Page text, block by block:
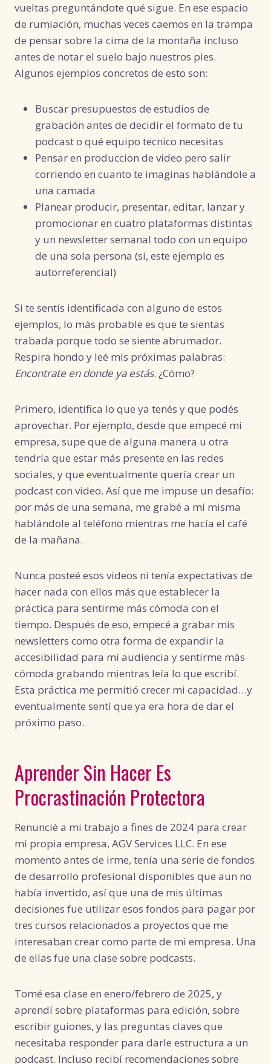
vueltas preguntándote qué sigue. En ese espacio
de rumiación, muchas veces caemos en la trampa
de pensar sobre la cima de la montaña incluso
antes de notar el suelo bajo nuestros pies.
Algunos ejemplos concretos de esto son:
Buscar presupuestos de estudios de
grabación antes de decidir el formato de tu
podcast o qué equipo tecnico necesitas
Pensar en produccion de video pero salir
corriendo en cuanto te imaginas hablándole a
una camada
Planear producir, presentar, editar, lanzar y
promocionar en cuatro plataformas distintas
y un newsletter semanal todo con un equipo
de una sola persona (si, este ejemplo es
autorreferencial)
Si te sentís identificada con alguno de estos
ejemplos, lo más probable es que te sientas
trabada porque todo se siente abrumador.
Respira hondo y leé mis próximas palabras:
Encontrate en donde ya estás. ¿Cómo?
Primero, identifica lo que ya tenés y que podés
aprovechar. Por ejemplo, desde que empecé mi
empresa, supe que de alguna manera u otra
tendría que estar más presente en las redes
sociales, y que eventualmente quería crear un
podcast con video. Así que me impuse un desafío:
por más de una semana, me grabé a mí misma
hablándole al teléfono mientras me hacía el café
de la mañana.
Nunca posteé esos videos ni tenía expectativas de
hacer nada con ellos más que establecer la
práctica para sentirme más cómoda con el
tiempo. Después de eso, empecé a grabar mis
newsletters como otra forma de expandir la
accesibilidad para mi audiencia y sentirme más
cómoda grabando mientras leía lo que escribí.
Esta práctica me permitió crecer mi capacidad…y
eventualmente sentí que ya era hora de dar el
próximo paso.
Aprender Sin Hacer Es
Procrastinación Protectora
Renuncié a mi trabajo a fines de 2024 para crear
mi propia empresa, AGV Services LLC. En ese
momento antes de irme, tenía una serie de fondos
de desarrollo profesional disponibles que aun no
había invertido, así que una de mis últimas
decisiones fue utilizar esos fondos para pagar por
tres cursos relacionados a proyectos que me
interesaban crear como parte de mi empresa. Una
de ellas fue una clase sobre podcasts.
Tomé esa clase en enero/febrero de 2025, y
aprendí sobre plataformas para edición, sobre
escribir guiones, y las preguntas claves que
necesitaba responder para darle estructura a un
podcast. Incluso recibí recomendaciones sobre